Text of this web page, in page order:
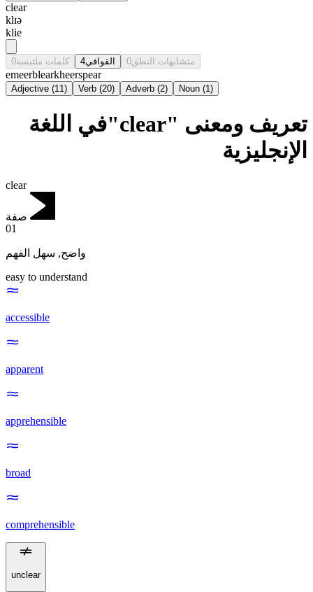
clear
klɪə
klie
كلمات ملتبسة0 القوافي4 متشابهات النطق0
emeerblearkheerspear
Adjective (11) Verb (20) Adverb (2) Noun (1)
تعريف ومعنى "clear"في اللغة
الإنجليزية
clear
صفة
01
واضح, سهل الفهم
easy to understand
accessible
apparent
apprehensible
broad
comprehensible
unclear